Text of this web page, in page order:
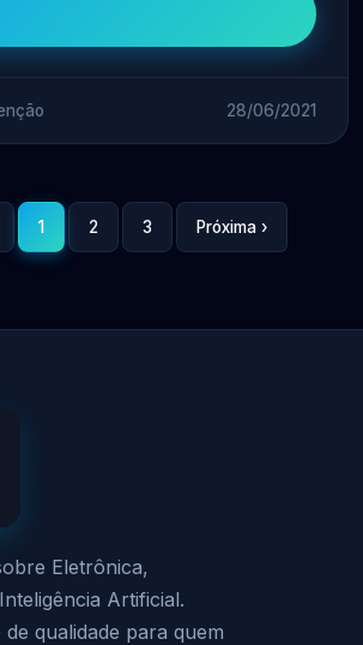
28/06/2021
1 2 3 Próxima ›
Eletrônica,
Artificial.
qualidade para quem